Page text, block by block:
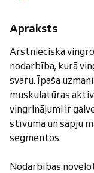
Apraksts
Ārstnieciskā
nodarbība, kurā
svaru. Īpaša
muskulatūras
vingrinājumi ir
stīvuma un sāpju
segmentos.
Nodarbības